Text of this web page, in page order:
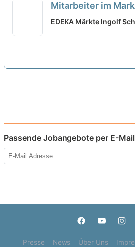
Mitarbeiter im
Quereinsteiger
EDEKA Märkte Ingolf
Passende Jobangebote per E-
Presse News Über Uns